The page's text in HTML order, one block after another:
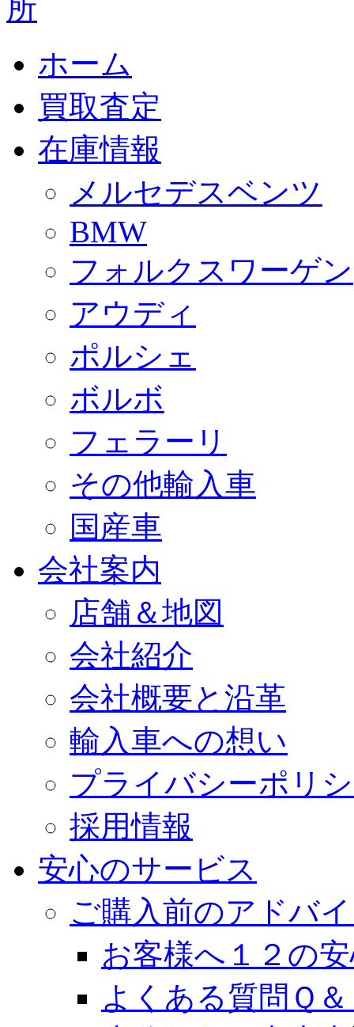
ホーム
買取査定
在庫情報
メルセデスベンツ
BMW
フォルクスワーゲン
アウディ
ポルシェ
ボルボ
フェラーリ
その他輸入車
国産車
会社案内
店舗＆地図
会社紹介
会社概要と沿革
輸入車への想い
プライバシーポリ
採用情報
安心のサービス
ご購入前のアドバ
お客様へ１２の
よくある質問Ｑ